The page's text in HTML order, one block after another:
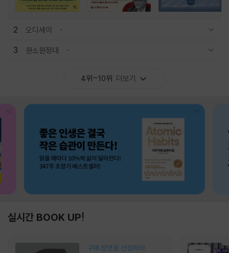
2 오디세이
3 원소원정대
4위~10위 더보기
실시간 BOOK UP!
구매 장면을 선점하라